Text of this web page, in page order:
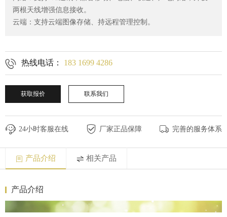
两根天线增强信息接收。
云端：支持云端图像存储、持远程管理控制。
 热线电话： 183 1699 4286
获取报价 联系我们
24小时客服在线 厂家正品保障 完善的服务体系
产品介绍 相关产品
产品介绍